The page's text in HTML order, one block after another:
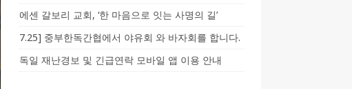
에센 갈보리 교회, ‘한 마음으로 잇는 사명의 길’
7.25] 중부한독간협에서 야유회 와 바자회를 합니다.
독일 재난경보 및 긴급연락 모바일 앱 이용 안내